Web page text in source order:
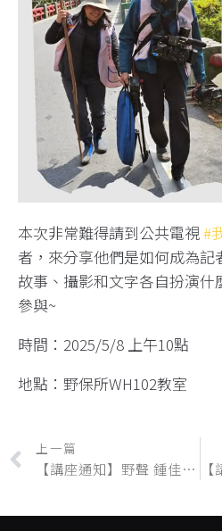
本次非常難得請到公共電視#
者，來分享他們是如何成為
故事、攝影和文字各自扮演
參與~
時間：2025/5/8 上午10點
地點：野保所WH102教室
上一篇
【講座通知】野聲 鍾佳衡獸醫師暨研究員 「當我們同在一起——與野生動物該如何共榮共存?」歡迎聆聽